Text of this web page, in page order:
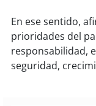
soyarauco
soytemuco
En ese sentido,
prioridades del
responsabilidad,
seguridad,